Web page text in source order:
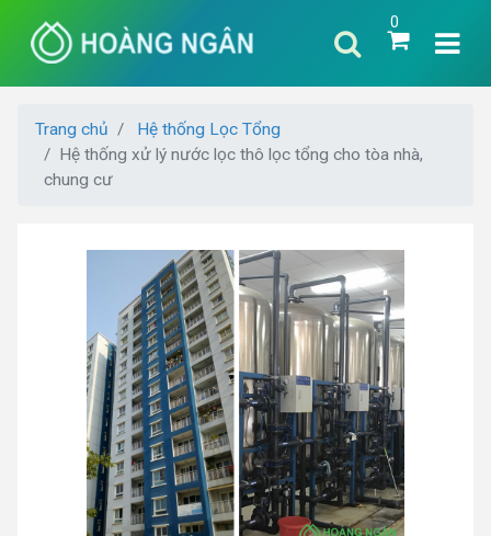
0
Trang chủ
Hệ thống Lọc Tổng
Hệ thống xử lý nước lọc thô lọc tổng cho tòa nhà,
chung cư